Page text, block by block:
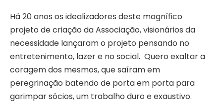
Há 20 anos os idealizadores deste magnífico
projeto de criação da Associação, visionários da
necessidade lançaram o projeto pensando no
entretenimento, lazer e no social. Quero exaltar a
coragem dos mesmos, que saíram em
peregrinação batendo de porta em porta para
garimpar sócios, um trabalho duro e exaustivo.